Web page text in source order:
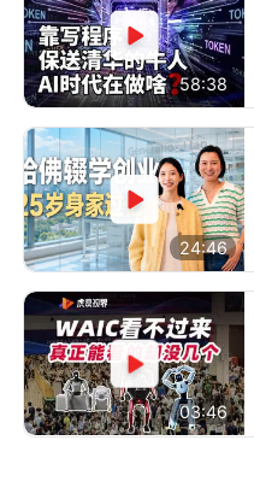
58:38
24:46
03:46